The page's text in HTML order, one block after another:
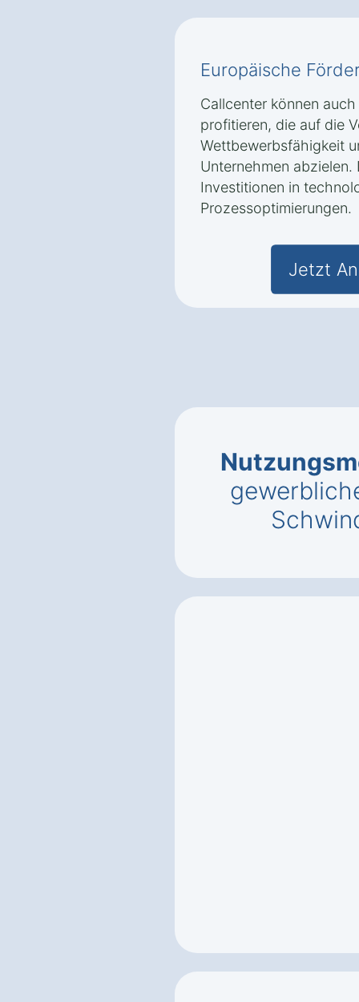
Europäische
Callcenter können
profitieren, die auf die
Wettbewerbsfähigkeit
Unternehmen
Investitionen in
Prozessoptimierungen.
Jetzt